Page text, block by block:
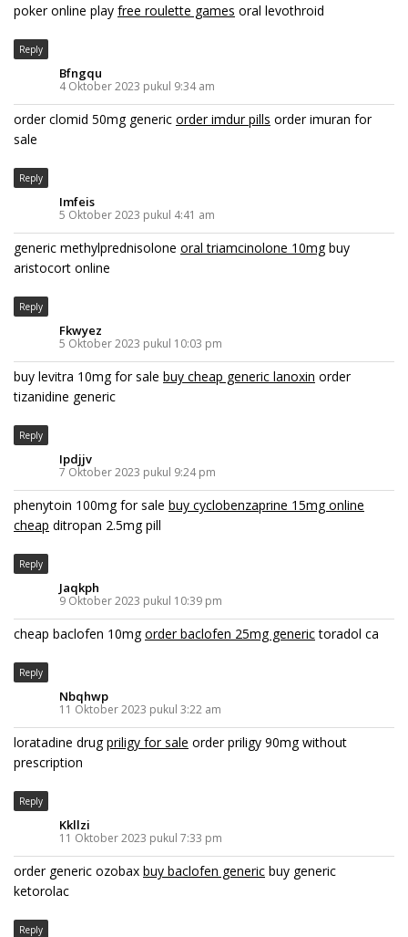
poker online play free roulette games oral levothroid
Reply
Bfngqu
4 Oktober 2023 pukul 9:34 am
order clomid 50mg generic order imdur pills order imuran for
sale
Reply
Imfeis
5 Oktober 2023 pukul 4:41 am
generic methylprednisolone oral triamcinolone 10mgbuy
aristocort online
Reply
Fkwyez
5 Oktober 2023 pukul 10:03 pm
buy levitra 10mg for sale buy cheap generic lanoxin order
tizanidine generic
Reply
Ipdjjv
7 Oktober 2023 pukul 9:24 pm
phenytoin 100mg for sale buy cyclobenzaprine 15mg online
cheap ditropan 2.5mg pill
Reply
Jaqkph
9 Oktober 2023 pukul 10:39 pm
cheap baclofen 10mgorder baclofen 25mg generictoradol ca
Reply
Nbqhwp
11 Oktober 2023 pukul 3:22 am
loratadine drugpriligy for sale order priligy 90mg without
prescription
Reply
Kkllzi
11 Oktober 2023 pukul 7:33 pm
order generic ozobax buy baclofen generic buy generic
ketorolac
Reply